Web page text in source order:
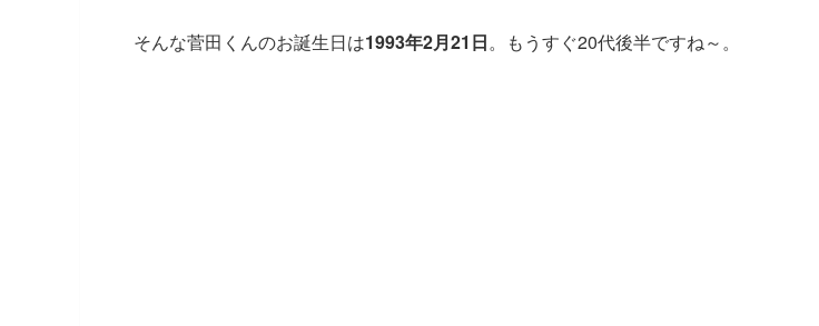
そんな菅田くんのお誕生日は1993年2月21日。もうすぐ20代後半ですね～。